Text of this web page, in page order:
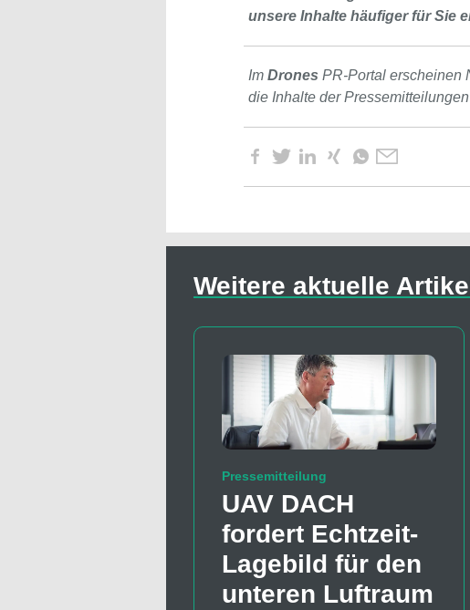
unsere Inhalte häufiger für Sie
Im Drones PR-Portal erscheinen
die Inhalte der
Weitere aktuelle
Pressemitteilung
UAV DACH
fordert Echtzeit-
Lagebild für den
unteren Luftraum